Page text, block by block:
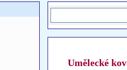
Umělecké